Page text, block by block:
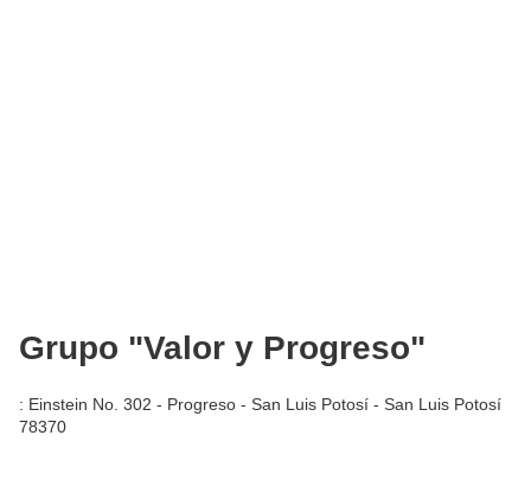
Grupo "Valor y Progreso"
: Einstein No. 302 - Progreso - San Luis Potosí - San Luis Potosí
78370